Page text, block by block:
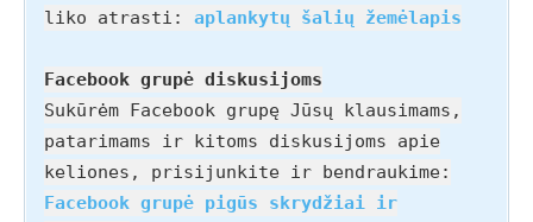
liko atrasti: aplankytų šalių žemėlapis
Facebook grupė diskusijoms
Sukūrėm Facebook grupę Jūsų klausimams,
patarimams ir kitoms diskusijoms apie
keliones, prisijunkite ir bendraukime:
Facebook grupė pigūs skrydžiai ir